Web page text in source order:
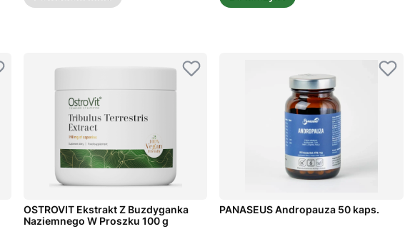
OSTROVIT Ekstrakt Z Buzdyganka
Naziemnego W Proszku 100 g
PANASEUS Andropauza 50 kaps.